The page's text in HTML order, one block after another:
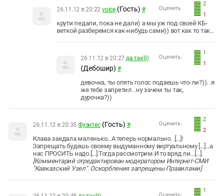
2
1
Оценить:
26.11.12 в 20:22 voice (Гость) #
крути педали, пока не дали) а мы уж под своей КБ-
веткой разберемся как-нибудь сами)) вот как то так...
1
1
Оценить:
26.11.12 в 20:27 да так)))
(Дебошир) #
девочка, ты опять голос подаешь что-ли?)). .я
же тебе запретил. .ну зачем ты так,
дурочка?))
2
2
Оценить:
26.11.12 в 20:35 Фуэнтес (Гость) #
Клава заедала маленько...А теперь нормально. .[...]!
Запрещать будешь своему выдуманному виртуальному [...]...а
нас ПРОСИТЬ надо.[...].Тогда рассмотрим.И то вряд ли...[...].
[Комментарий отредактирован модератором Интернет-СМИ
"Кавказский Узел". Оскорбления запрещены Правилами]
1